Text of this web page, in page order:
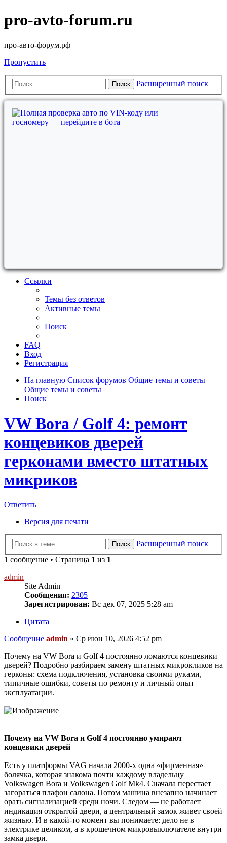
pro-avto-forum.ru
про-авто-форум.рф
Пропустить
Поиск Расширенный поиск
Ссылки
Темы без ответов
Активные темы
Поиск
FAQ
Вход
Регистрация
На главную Список форумов Общие темы и советы
Общие темы и советы
Поиск
VW Bora / Golf 4: ремонт
концевиков дверей
герконами вместо штатных
микриков
Ответить
Версия для печати
Поиск
Расширенный поиск
1 сообщение • Страница 1 из 1
admin
Site Admin
Сообщения: 2305
Зарегистрирован: Вс дек 07, 2025 5:28 am
Цитата
Сообщение admin » Ср июн 10, 2026 4:52 pm
Почему на VW Bora и Golf 4 постоянно ломаются концевики
дверей? Подробно разбираем замену штатных микрокликов на
герконы: схема подключения, установка своими руками,
типичные ошибки, советы по ремонту и личный опыт
эксплуатации.
Почему на VW Bora и Golf 4 постоянно умирают
концевики дверей
Есть у платформы VAG начала 2000-х одна «фирменная»
болячка, которая знакома почти каждому владельцу
Volkswagen Bora и Volkswagen Golf Mk4. Сначала перестает
загораться плафон салона. Потом машина внезапно начинает
орать сигнализацией среди ночи. Следом — не работает
индикация открытой двери, а центральный замок живет своей
жизнью. И в какой-то момент вы понимаете: дело не в
электрике целиком, а в крошечном микровыключателе внутри
замка двери.